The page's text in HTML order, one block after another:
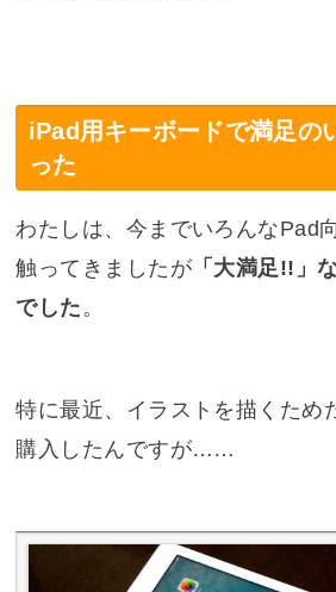
iPad用キーボードで満足の
った
わたしは、今までいろんなPad
触ってきましたが「大満足!!」
でした 。
特に最近、イラストを描くため
購入したんですが……